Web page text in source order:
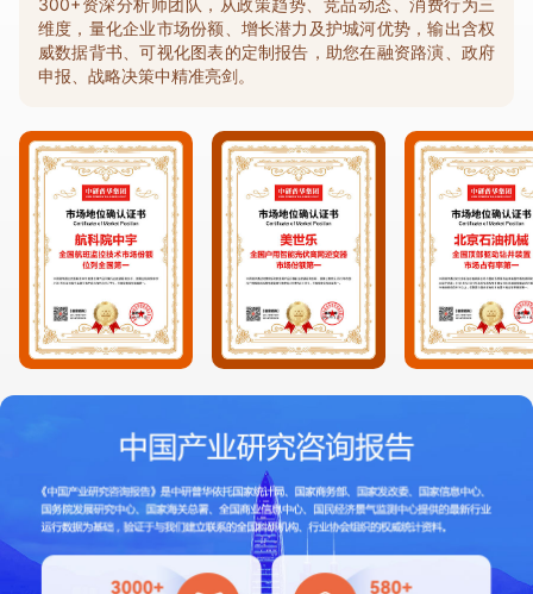
300+资深分析师团队，从政策趋势、竞品动态、消费行为三
维度，量化企业市场份额、增长潜力及护城河优势，输出含权
威数据背书、可视化图表的定制报告，助您在融资路演、政府
申报、战略决策中精准亮剑。